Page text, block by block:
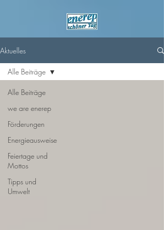
Aktuelles
Alle Beiträge
we are enerep
Förderungen
Energieausweise
Feiertage und
Mottos
Tipps und
Umwelt
Alle Beiträge